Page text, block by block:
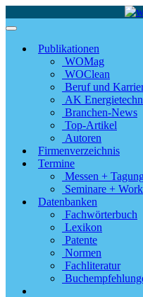
Publikationen
WOMag
WOClean
Beruf und
AK
Branchen-News
Top-Artikel
Autoren
Firmenverzeichnis
Termine
Messen +
Seminare +
Datenbanken
Fachwörterbuch
Lexikon
Patente
Normen
Fachliteratur